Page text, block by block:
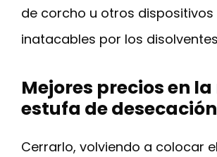
de corcho u otros dispositivos
inatacables por los
Mejores precios en
estufa de desecación
Cerrarlo, volviendo a colocar